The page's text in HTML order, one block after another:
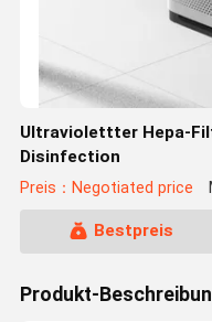
Ultraviolettter Hepa-
Disinfection
Preis：Negotiated price
Bestpreis
Produkt-